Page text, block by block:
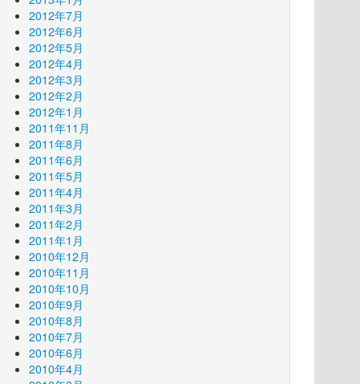
2012年7月
2012年6月
2012年5月
2012年4月
2012年3月
2012年2月
2012年1月
2011年11月
2011年8月
2011年6月
2011年5月
2011年4月
2011年3月
2011年2月
2011年1月
2010年12月
2010年11月
2010年10月
2010年9月
2010年8月
2010年7月
2010年6月
2010年4月